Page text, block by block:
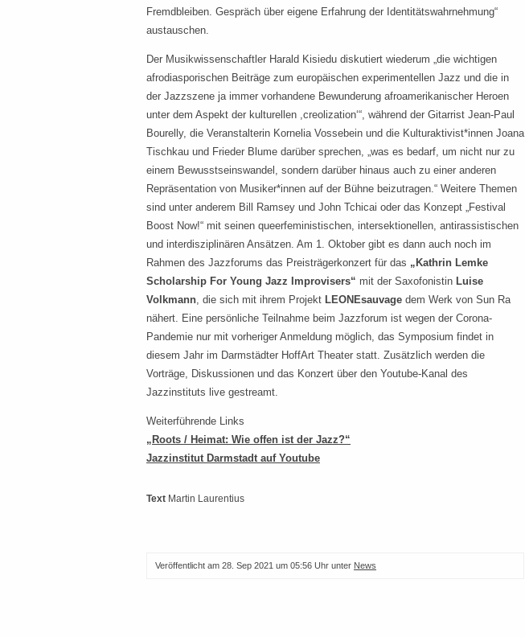
Fremdbleiben. Gespräch über eigene Erfahrung der Identitätswahrnehmung“
austauschen.
Der Musikwissenschaftler Harald Kisiedu diskutiert wiederum „die wichtigen
afrodiasporischen Beiträge zum europäischen experimentellen Jazz und die in
der Jazzszene ja immer vorhandene Bewunderung afroamerikanischer Heroen
unter dem Aspekt der kulturellen ,creolization‘“, während der Gitarrist Jean-Paul
Bourelly, die Veranstalterin Kornelia Vossebein und die Kulturaktivist*innen Joana
Tischkau und Frieder Blume darüber sprechen, „was es bedarf, um nicht nur zu
einem Bewusstseinswandel, sondern darüber hinaus auch zu einer anderen
Repräsentation von Musiker*innen auf der Bühne beizutragen.“ Weitere Themen
sind unter anderem Bill Ramsey und John Tchicai oder das Konzept „Festival
Boost Now!“ mit seinen queerfeministischen, intersektionellen, antirassistischen
und interdisziplinären Ansätzen. Am 1. Oktober gibt es dann auch noch im
Rahmen des Jazzforums das Preisträgerkonzert für das „ Kathrin Lemke
Scholarship For Young Jazz Improvisers“ mit der Saxofonistin Luise
Volkmann, die sich mit ihrem Projekt LEONEsauvage dem Werk von Sun Ra
nähert. Eine persönliche Teilnahme beim Jazzforum ist wegen der Corona-
Pandemie nur mit vorheriger Anmeldung möglich, das Symposium findet in
diesem Jahr im Darmstädter HoffArt Theater statt. Zusätzlich werden die
Vorträge, Diskussionen und das Konzert über den Youtube-Kanal des
Jazzinstituts live gestreamt.
Weiterführende Links
„Roots / Heimat: Wie offen ist der Jazz?“
Jazzinstitut Darmstadt auf Youtube
Text Martin Laurentius
Veröffentlicht am 28. Sep 2021 um 05:56 Uhr unter News